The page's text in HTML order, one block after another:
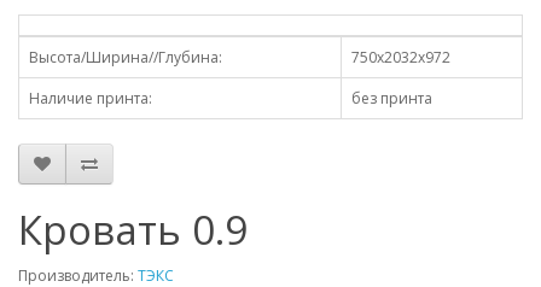
Высота/Ширина//Глубина:
750х2032х972
Наличие принта:
без принта
Кровать 0.9
Производитель: ТЭКС